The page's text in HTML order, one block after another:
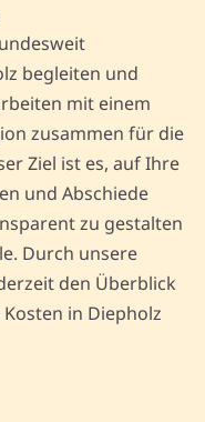
begleiten und
mit einem
zusammen für die
Ziel ist es, auf Ihre
und Abschiede
zu gestalten
Durch unsere
den Überblick
in Diepholz